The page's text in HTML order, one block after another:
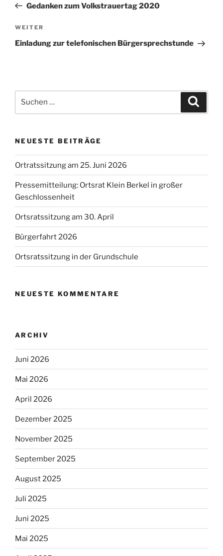
Beitrag
Gedanken zum Volkstrauertag 2020
Nächster
Beitrag
WEITER
Einladung zur telefonischen Bürgersprechstunde
nach:
NEUESTE BEITRÄGE
Ortratssitzung am 25. Juni 2026
Pressemitteilung: Ortsrat Klein Berkel in großer
Geschlossenheit
Ortsratssitzung am 30. April
Bürgerfahrt 2026
Ortsratssitzung in der Grundschule
NEUESTE KOMMENTARE
ARCHIV
Juni 2026
Mai 2026
April 2026
Dezember 2025
November 2025
September 2025
August 2025
Juli 2025
Juni 2025
Mai 2025